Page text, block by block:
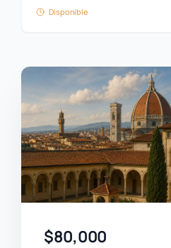
Disponible
$80,000